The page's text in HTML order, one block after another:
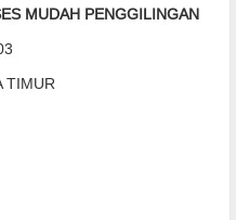
MUDAH PENGGILINGAN
TIMUR